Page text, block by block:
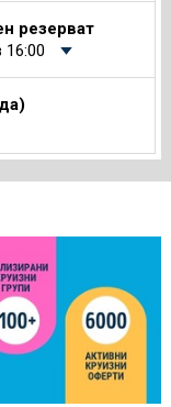
резерват
16:00